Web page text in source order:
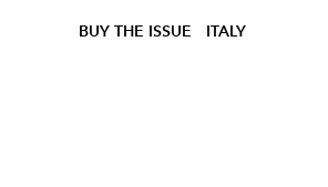
BUY THE ISSUE ITALY